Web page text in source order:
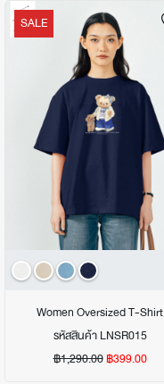
SALE
Women Oversized T-Shirt
รหัสสินค้า LNSR015
฿1,290.00 ฿399.00